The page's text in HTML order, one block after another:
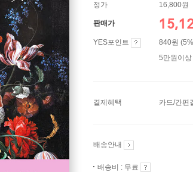
정가 16,800원
판매가
YES포인트
840원
5만원이
결제혜택 카드/간편
배송안내
배송비 : 무료